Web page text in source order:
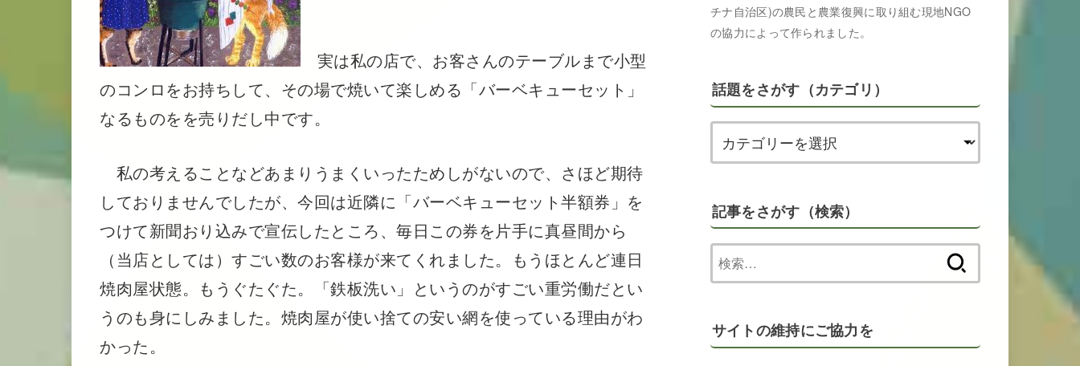
実は私の店で、お客さんのテーブルまで小型
のコンロをお持ちして、その場で焼いて楽しめる「バーベキューセット」
なるものをを売りだし中です。
私の考えることなどあまりうまくいったためしがないので、さほど期待
しておりませんでしたが、今回は近隣に「バーベキューセット半額券」を
つけて新聞おり込みで宣伝したところ、毎日この券を片手に真昼間から
（当店としては）すごい数のお客様が来てくれました。もうほとんど連日
焼肉屋状態。もうぐたぐた。「鉄板洗い」というのがすごい重労働だとい
うのも身にしみました。焼肉屋が使い捨ての安い網を使っている理由がわ
かった。
チナ自治区)の農民と農業復興に取り組む現地NGO
の協力によって作られました。
話題をさがす（カテゴリ）
記事をさがす（検索）
索:
サイトの維持にご協力を